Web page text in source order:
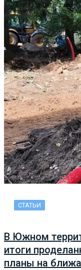
СТАТЬИ
В Южном
итоги
планы на